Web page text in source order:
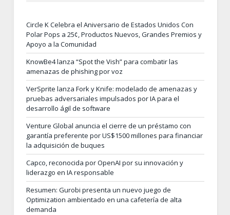
Circle K Celebra el Aniversario de Estados Unidos Con
Polar Pops a 25¢, Productos Nuevos, Grandes Premios y
Apoyo a la Comunidad
KnowBe4 lanza “Spot the Vish” para combatir las
amenazas de phishing por voz
VerSprite lanza Fork y Knife: modelado de amenazas y
pruebas adversariales impulsados por IA para el
desarrollo ágil de software
Venture Global anuncia el cierre de un préstamo con
garantía preferente por US$1500 millones para financiar
la adquisición de buques
Capco, reconocida por OpenAI por su innovación y
liderazgo en IA responsable
Resumen: Gurobi presenta un nuevo juego de
Optimization ambientado en una cafetería de alta
demanda